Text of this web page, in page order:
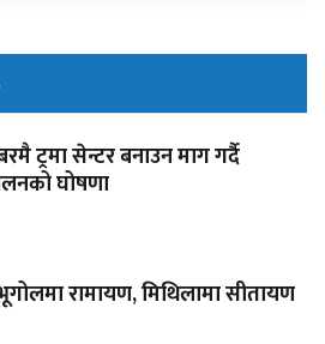
ट्रमा सेन्टर बनाउन माग गर्दै
घोषणा
रामायण, मिथिलामा सीतायण